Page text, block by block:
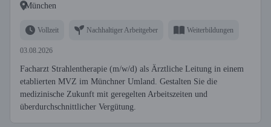
München
Vollzeit Nachhaltiger Arbeitgeber Weiterbildungen
03.08.2026
Facharzt Strahlentherapie (m/w/d) als Ärztliche Leitung in einem
etablierten MVZ im Münchner Umland. Gestalten Sie die
medizinische Zukunft mit geregelten Arbeitszeiten und
überdurchschnittlicher Vergütung.